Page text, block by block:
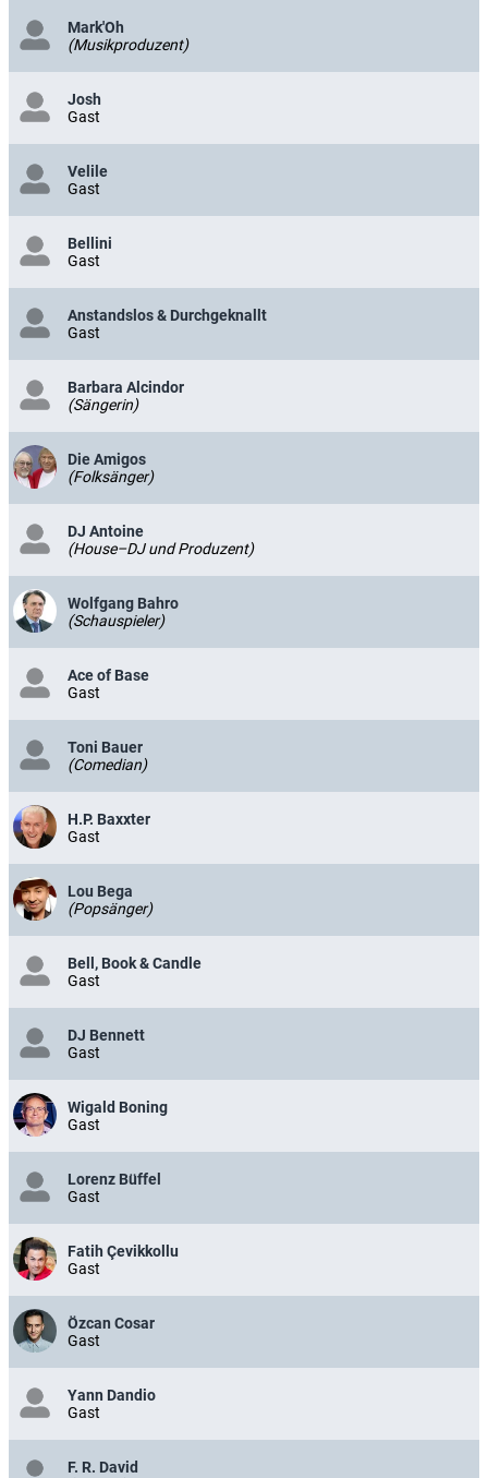
Mark'Oh
(Musikproduzent)
Josh
Gast
Velile
Gast
Bellini
Gast
Anstandslos & Durchgeknallt
Gast
Barbara Alcindor
(Sängerin)
Die Amigos
(Folksänger)
DJ Antoine
(House–DJ und Produzent)
Wolfgang Bahro
(Schauspieler)
Ace of Base
Gast
Toni Bauer
(Comedian)
H.P. Baxxter
Gast
Lou Bega
(Popsänger)
Bell, Book & Candle
Gast
DJ Bennett
Gast
Wigald Boning
Gast
Lorenz Büffel
Gast
Fatih Çevikkollu
Gast
Özcan Cosar
Gast
Yann Dandio
Gast
F. R. David